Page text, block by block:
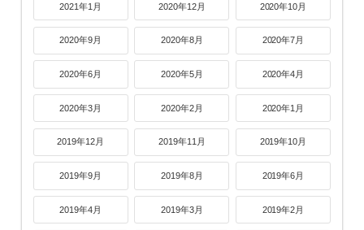
2021年1月 2020年12月 2020年10月
2020年9月 2020年8月 2020年7月
2020年6月 2020年5月 2020年4月
2020年3月 2020年2月 2020年1月
2019年12月 2019年11月 2019年10月
2019年9月 2019年8月 2019年6月
2019年4月 2019年3月 2019年2月